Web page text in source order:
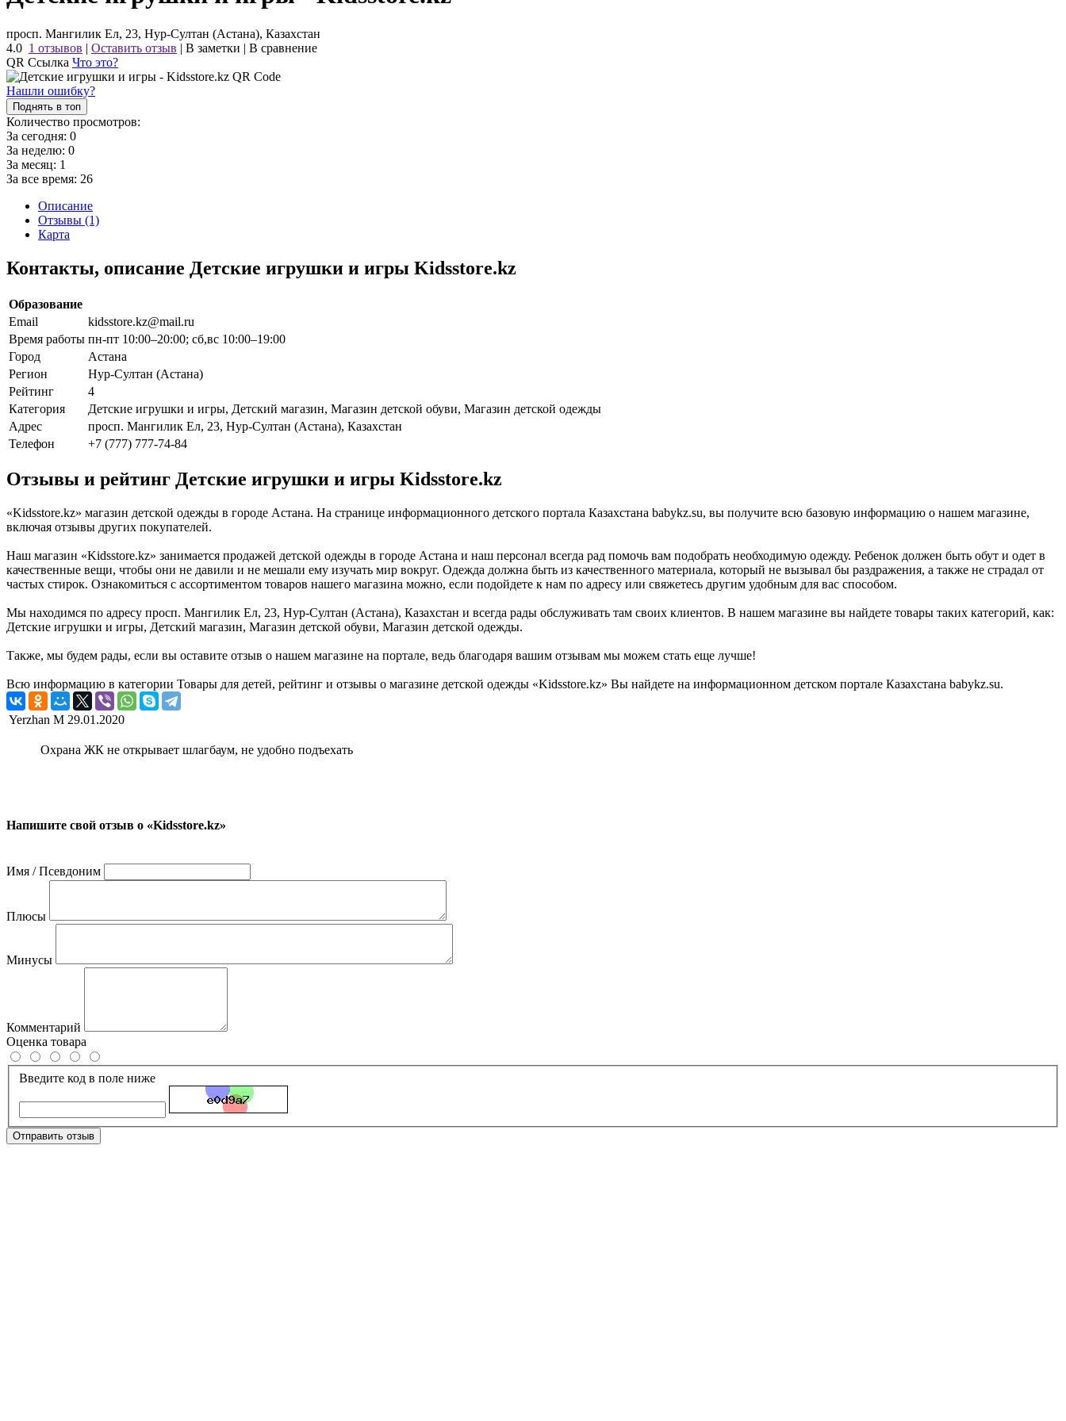
просп. Мангилик Ел, 23, Нур-Султан (Астана), Казахстан
4.0 1 отзывов | Оставить отзыв | В заметки | В сравнение
QR Ссылка Что это?
Нашли ошибку?
Поднять в топ
Количество просмотров:
За сегодня: 0
За неделю: 0
За месяц: 1
За все время: 26
Описание
Отзывы (1)
Карта
Контакты, описание Детские игрушки и игры Kidsstore.kz
Образование
Email
kidsstore.kz@mail.ru
Время работы пн-пт 10:00–20:00; сб,вс 10:00–19:00
Город
Астана
Регион
Нур-Султан (Астана)
Рейтинг
4
Категория
Детские игрушки и игры, Детский магазин, Магазин детской обуви, Магазин детской одежды
Адрес
просп. Мангилик Ел, 23, Нур-Султан (Астана), Казахстан
Телефон
+7 (777) 777-74-84
Отзывы и рейтинг Детские игрушки и игры Kidsstore.kz
«Kidsstore.kz» магазин детской одежды в городе Астана. На странице информационного детского портала Казахстана babykz.su, вы получите всю базовую информацию о нашем магазине,
включая отзывы других покупателей.
Наш магазин «Kidsstore.kz» занимается продажей детской одежды в городе Астана и наш персонал всегда рад помочь вам подобрать необходимую одежду. Ребенок должен быть обут и одет в
качественные вещи, чтобы они не давили и не мешали ему изучать мир вокруг. Одежда должна быть из качественного материала, который не вызывал бы раздражения, а также не страдал от
частых стирок. Ознакомиться с ассортиментом товаров нашего магазина можно, если подойдете к нам по адресу или свяжетесь другим удобным для вас способом.
Мы находимся по адресу просп. Мангилик Ел, 23, Нур-Султан (Астана), Казахстан и всегда рады обслуживать там своих клиентов. В нашем магазине вы найдете товары таких категорий, как:
Детские игрушки и игры, Детский магазин, Магазин детской обуви, Магазин детской одежды.
Также, мы будем рады, если вы оставите отзыв о нашем магазине на портале, ведь благодаря вашим отзывам мы можем стать еще лучше!
Всю информацию в категории Товары для детей, рейтинг и отзывы о магазине детской одежды «Kidsstore.kz» Вы найдете на информационном детском портале Казахстана babykz.su.
Yerzhan M 29.01.2020
Охрана ЖК не открывает шлагбаум, не удобно подъехать
Напишите свой отзыв о «Kidsstore.kz»
Имя / Псевдоним
Плюсы
Минусы
Комментарий
Оценка товара
Введите код в поле ниже
Отправить отзыв